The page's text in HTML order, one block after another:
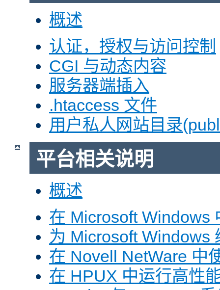
概述
认证，授权与访问控制
CGI 与动态内容
服务器端插入
.htaccess 文件
用户私人网站目录
平台相关说明
概述
在 Microsoft Windows
为 Microsoft Windows
在 Novell NetWare 中
在 HPUX 中运行高性